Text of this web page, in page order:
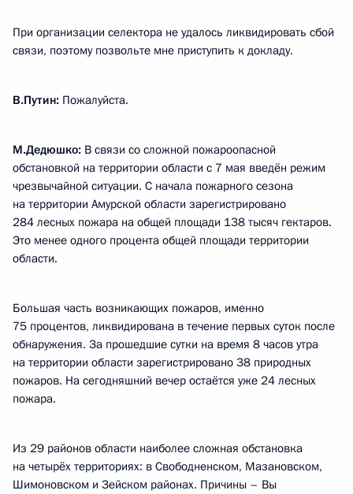
При организации селектора не удалось ликвидировать сбой
связи, поэтому позвольте мне приступить к докладу.
В.Путин: Пожалуйста.
М.Дедюшко: В связи со сложной пожароопасной
обстановкой на территории области с 7 мая введён режим
чрезвычайной ситуации. С начала пожарного сезона
на территории Амурской области зарегистрировано
284 лесных пожара на общей площади 138 тысяч гектаров.
Это менее одного процента общей площади территории
области.
Большая часть возникающих пожаров, именно
75 процентов, ликвидирована в течение первых суток после
обнаружения. За прошедшие сутки на время 8 часов утра
на территории области зарегистрировано 38 природных
пожаров. На сегодняшний вечер остаётся уже 24 лесных
пожара.
Из 29 районов области наиболее сложная обстановка
на четырёх территориях: в Свободненском, Мазановском,
Шимоновском и Зейском районах. Причины – Вы